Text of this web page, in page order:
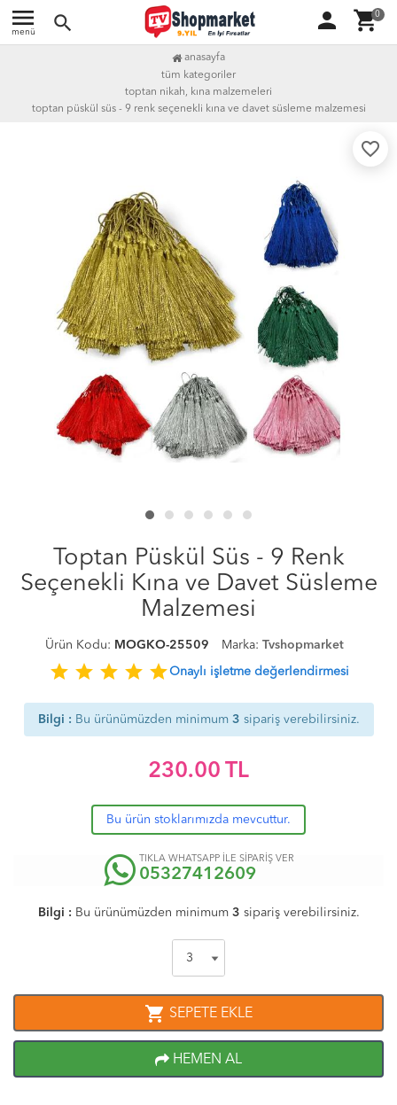
menu
menü search person shopping_cart0
anasayfa
tüm kategoriler
toptan nikah, kına malzemeleri
toptan püskül süs - 9 renk seçenekli kına ve davet süsleme malzemesi
favorite_border
Toptan Püskül Süs - 9 Renk
Seçenekli Kına ve Davet Süsleme
Malzemesi
Ürün Kodu: MOGKO-25509 Marka: Tvshopmarket
star star star star starOnaylı işletme değerlendirmesi
Bilgi : Bu ürünümüzden minimum 3 sipariş verebilirsiniz.
230.00 TL
Bu ürün stoklarımızda mevcuttur.
TIKLA WHATSAPP İLE SİPARİŞ VER
05327412609
Bilgi : Bu ürünümüzden minimum 3 sipariş verebilirsiniz.
shopping_cart SEPETE EKLE
HEMEN AL